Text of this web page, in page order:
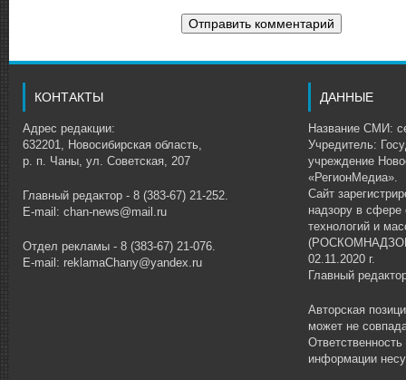
КОНТАКТЫ
Адрес редакции:
632201, Новосибирская область,
р. п. Чаны, ул. Советская, 207
Главный редактор - 8 (383-67) 21-252.
E-mail: chan-news@mail.ru
Отдел рекламы - 8 (383-67) 21-076.
E-mail: reklamaChany@yandex.ru
ДАННЫЕ
Название СМИ:
Учредитель:
учреждение
«РегионМедиа».
Сайт
надзору в
технологий и
02.11.2020 г.
Главный
Авторская
может не
информации